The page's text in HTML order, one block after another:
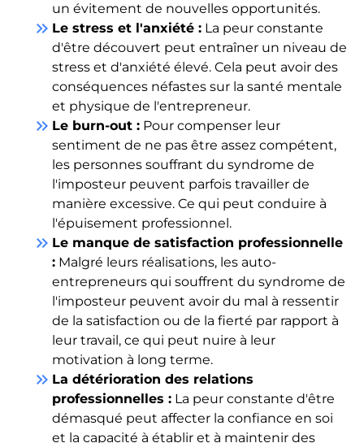
un évitement de nouvelles opportunités.
keyboard_double_arrow_right Le stress et l'anxiété : La peur constante
d'être découvert peut entraîner un niveau de
stress et d'anxiété élevé. Cela peut avoir des
conséquences néfastes sur la santé mentale
et physique de l'entrepreneur.
keyboard_double_arrow_right Le burn-out : Pour compenser leur
sentiment de ne pas être assez compétent,
les personnes souffrant du syndrome de
l'imposteur peuvent parfois travailler de
manière excessive. Ce qui peut conduire à
l'épuisement professionnel.
keyboard_double_arrow_right Le manque de satisfaction professionnelle
: Malgré leurs réalisations, les auto-
entrepreneurs qui souffrent du syndrome de
l'imposteur peuvent avoir du mal à ressentir
de la satisfaction ou de la fierté par rapport à
leur travail, ce qui peut nuire à leur
motivation à long terme.
keyboard_double_arrow_right La détérioration des relations
professionnelles : La peur constante d'être
démasqué peut affecter la confiance en soi
et la capacité à établir et à maintenir des